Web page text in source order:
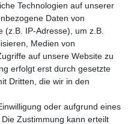
Technologien auf unserer
Daten von
(z.B. IP-Adresse), um z.B.
Medien von
auf unsere Website zu
erfolgt erst durch gesetzte
Dritten, die wir in den
oder aufgrund eines
Zustimmung kann erteilt